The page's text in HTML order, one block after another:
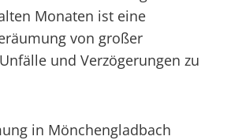
Monaten ist eine
von großer
und Verzögerungen zu
in Mönchengladbach